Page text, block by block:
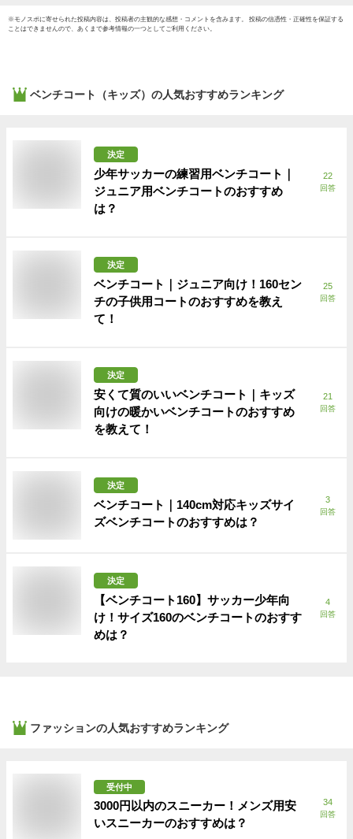
※モノスポに寄せられた投稿内容は、投稿者の主観的な感想・コメントを含みます。 投稿の信憑性・正確性を保証する
ことはできませんので、あくまで参考情報の一つとしてご利用ください。
ベンチコート（キッズ） の人気おすすめランキング
決定
少年サッカーの練習用ベンチコート｜
ジュニア用ベンチコートのおすすめ
は？
22
回答
決定
ベンチコート｜ジュニア向け！160セン
チの子供用コートのおすすめを教え
て！
25
回答
決定
安くて質のいいベンチコート｜キッズ
向けの暖かいベンチコートのおすすめ
を教えて！
21
回答
決定
ベンチコート｜140cm対応キッズサイ
ズベンチコートのおすすめは？
3
回答
決定
【ベンチコート160】サッカー少年向
け！サイズ160のベンチコートのおすす
めは？
4
回答
ファッションの人気おすすめランキング
受付中
3000円以内のスニーカー！メンズ用安
いスニーカーのおすすめは？
34
回答